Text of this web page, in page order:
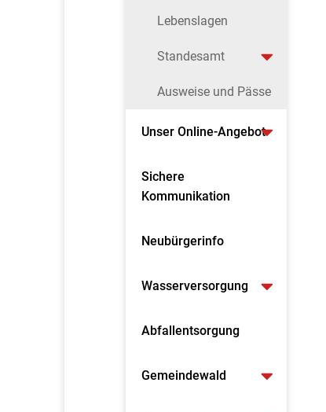
Lebenslagen
Standesamt
Ausweise und Pässe
Unser Online-Angebot
Sichere
Kommunikation
Neubürgerinfo
Wasserversorgung
Abfallentsorgung
Gemeindewald